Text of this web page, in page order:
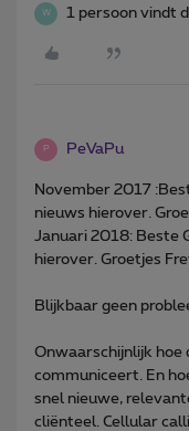
W 1 persoon vindt
P PeVaPu
November 2017
nieuws hierover.
Januari 2018: Beste
hierover. Groetjes
Blijkbaar geen
Onwaarschijnlijk hoe
communiceert. En
snel nieuwe,
cliënteel. Cellular